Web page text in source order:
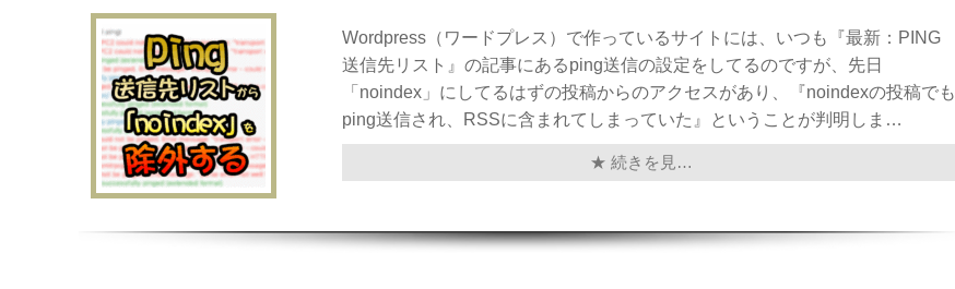
Wordpress（ワードプレス）で作っているサイトには、いつも『最新：PING
送信先リスト』の記事にあるping送信の設定をしてるのですが、先日
「noindex」にしてるはずの投稿からのアクセスがあり、『noindexの投稿でも
ping送信され、RSSに含まれてしまっていた』ということが判明しま…
★ 続きを見…